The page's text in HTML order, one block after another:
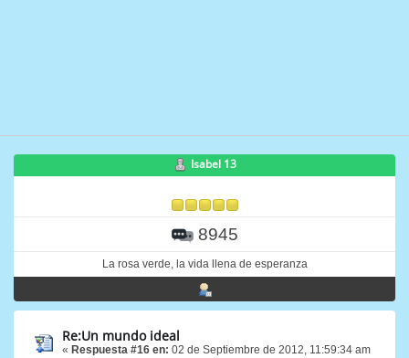
Isabel 13
8945
La rosa verde, la vida llena de esperanza
Re:Un mundo ideal
« Respuesta #16 en: 02 de Septiembre de 2012, 11:59:34 am